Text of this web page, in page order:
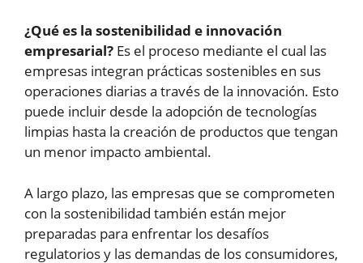
¿Qué es la sostenibilidad e innovación
empresarial? Es el proceso mediante el cual las
empresas integran prácticas sostenibles en sus
operaciones diarias a través de la innovación. Esto
puede incluir desde la adopción de tecnologías
limpias hasta la creación de productos que tengan
un menor impacto ambiental.
A largo plazo, las empresas que se comprometen
con la sostenibilidad también están mejor
preparadas para enfrentar los desafíos
regulatorios y las demandas de los consumidores,